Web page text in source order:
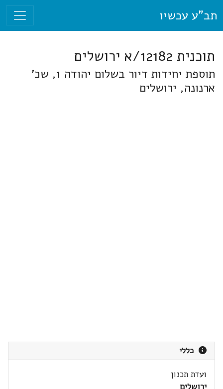
תב"ע עכשיו
תוכנית 12182/א ירושלים
תוספת יחידות דיור בשלום יהודה 1, שכ'
ארנונה, ירושלים
כללי
ועדת תכנון